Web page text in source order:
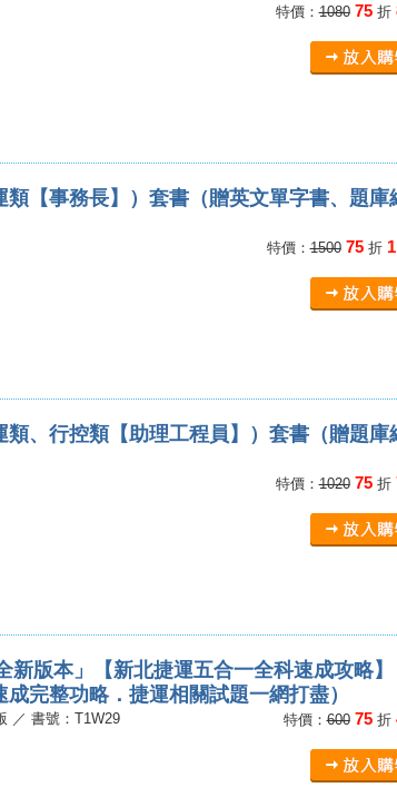
特價：108075折
【事務長】）套書（贈英文單字書、題庫
特價：150075折
、行控類【助理工程員】）套書（贈題庫
特價：102075折
新版本」【新北捷運五合一全科速成攻略
完整功略．捷運相關試題一網打盡）
／ 書號：T1W29 特價：60075折